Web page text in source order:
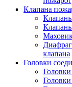
Клапана
клапана
Головки